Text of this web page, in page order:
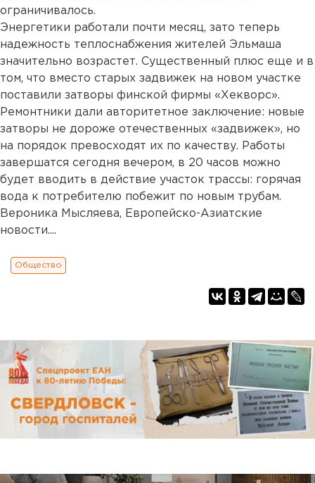
ограничивалось.
Энергетики работали почти месяц, зато теперь
надежность теплоснабжения жителей Эльмаша
значительно возрастет. Существенный плюс еще и в
том, что вместо старых задвижек на новом участке
поставили затворы финской фирмы «Хекворс».
Ремонтники дали авторитетное заключение: новые
затворы не дороже отечественных «задвижек», но
на порядок превосходят их по качеству. Работы
завершатся сегодня вечером, в 20 часов можно
будет вводить в действие участок трассы: горячая
вода к потребителю побежит по новым трубам.
Вероника Мысляева, Европейско-Азиатские
новости....
Общество